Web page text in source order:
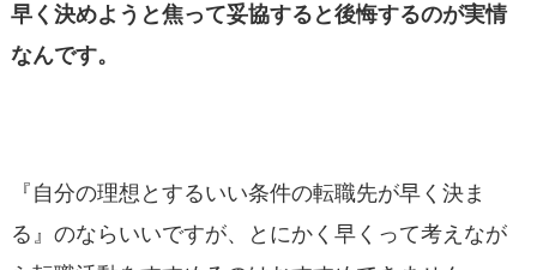
早く決めようと焦って妥協すると後悔するのが実情
なんです。
『自分の理想とするいい条件の転職先が早く決ま
る』のならいいですが、とにかく早くって考えなが